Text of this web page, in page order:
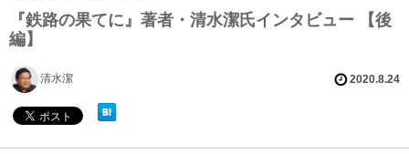
『鉄路の果てに』著者・清水潔氏インタビュー 【後
編】
清水潔 2020.8.24